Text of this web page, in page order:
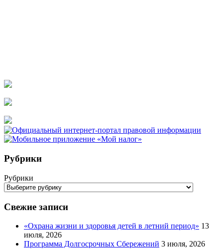
Рубрики
Рубрики
Свежие записи
«Охрана жизни и здоровья детей в летний период» 13
июля, 2026
Программа Долгосрочных Сбережений 3 июля, 2026